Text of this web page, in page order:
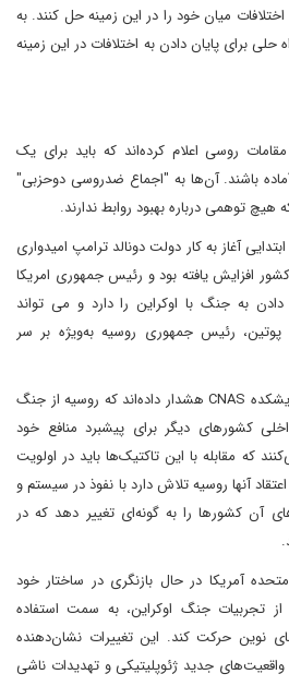
میان خود را در این زمینه حل کنند. به
برای پایان دادن به اختلافات در این زمینه
روسی اعلام کرده‌اند که باید برای یک
باشند. آن‌ها به "اجماع ضدروسی دوحزبی"
هیچ توهمی درباره بهبود روابط ندارند.
آغاز به کار دولت دونالد ترامپ امیدواری
افزایش یافته بود و رئیس جمهوری امریکا
به جنگ با اوکراین را دارد و می تواند
پوتین، رئیس جمهوری روسیه به‌ویژه بر سر
در همین حال، تحلیلگران در اندیشکده CNAS هشدار داده‌اند که روسیه از جنگ
کشورهای دیگر برای پیشبرد منافع خود
که مقابله با این تاکتیک‌ها باید در اولویت
آنها روسیه تلاش دارد با نفوذ در سیستم و
آن کشورها را به گونه‌ای تغییر دهد که در
آمریکا در حال بازنگری در ساختار خود
تجربیات جنگ اوکراین، به سمت استفاده
نوین حرکت کند. این تغییرات نشان‌دهنده
واقعیت‌های جدید ژئوپلیتیکی و تهدیدات ناشی